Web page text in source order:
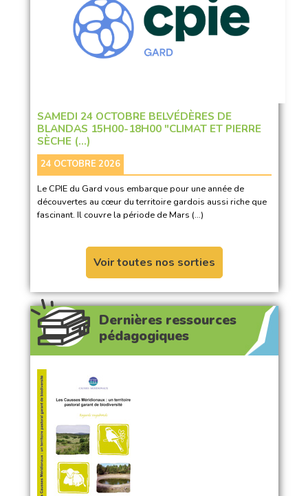
SAMEDI 24 OCTOBRE BELVÉDÈRES DE
BLANDAS 15H00-18H00 "CLIMAT ET PIERRE
SÈCHE (…)
24 OCTOBRE 2026
Le CPIE du Gard vous embarque pour une année de
découvertes au cœur du territoire gardois aussi riche que
fascinant. Il couvre la période de Mars (…)
Voir toutes nos sorties
Dernières ressources
pédagogiques